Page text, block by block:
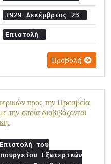
1929 Δεκέμβριος 23
Επιστολή
Προβολή
προς την Πρεσβεία
την οποία διαβιβάζονται
Επιστολή του
Εξωτερικών